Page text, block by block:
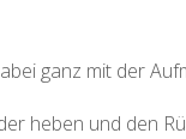
ganz mit der
heben und den